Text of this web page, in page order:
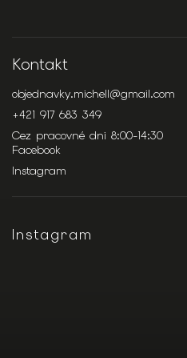
Kontakt
objednavky.michell@gmail.com
+421 917 683 349
Cez pracovné dni 8:00-14:30
Facebook
Instagram
Instagram